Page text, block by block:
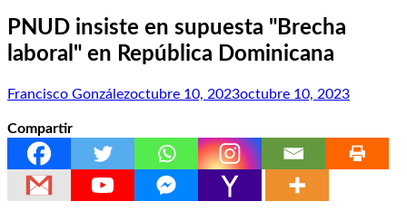
PNUD insiste en supuesta "Brecha
laboral" en República Dominicana
Francisco Gonzálezoctubre 10, 2023octubre 10, 2023
Compartir